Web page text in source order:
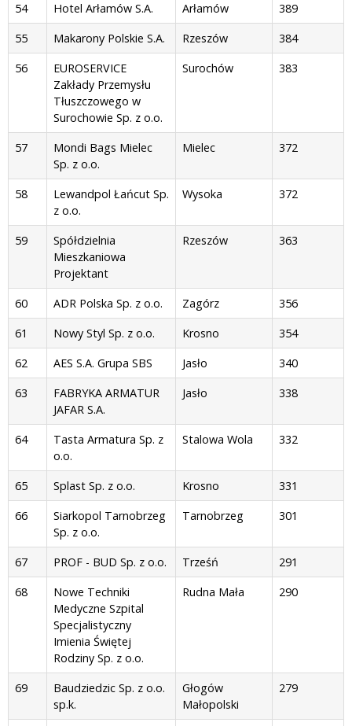
54 Hotel Arłamów S.A. Arłamów
389
55
Makarony Polskie S.A. Rzeszów
384
56
EUROSERVICE
Zakłady Przemysłu
Tłuszczowego w
Surochowie Sp. z o.o.
Surochów 383
57
Mondi Bags Mielec
Sp. z o.o.
Mielec 372
58
Lewandpol Łańcut Sp.
z o.o.
Wysoka 372
59
Spółdzielnia
Mieszkaniowa
Projektant
Rzeszów 363
60 ADR Polska Sp. z o.o. Zagórz
356
61
Nowy Styl Sp. z o.o. Krosno
354
62
AES S.A. Grupa SBS Jasło
340
63
FABRYKA ARMATUR
JAFAR S.A.
Jasło 338
64
Tasta Armatura Sp. z
o.o.
Stalowa Wola 332
65 Splast Sp. z o.o. Krosno
331
66
Siarkopol Tarnobrzeg
Sp. z o.o.
Tarnobrzeg 301
67 PROF - BUD Sp. z o.o. Trześń
291
68
Nowe Techniki
Medyczne Szpital
Specjalistyczny
Imienia Świętej
Rodziny Sp. z o.o.
Rudna Mała 290
69
Baudziedzic Sp. z o.o.
sp.k.
Głogów
Małopolski
279